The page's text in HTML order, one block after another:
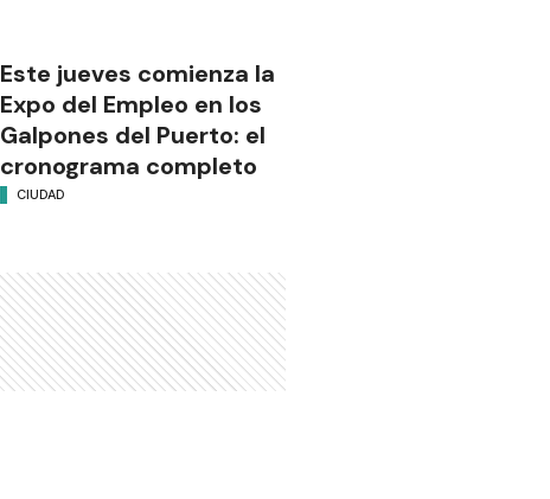
Este jueves comienza la
Expo del Empleo en los
Galpones del Puerto: el
cronograma completo
CIUDAD